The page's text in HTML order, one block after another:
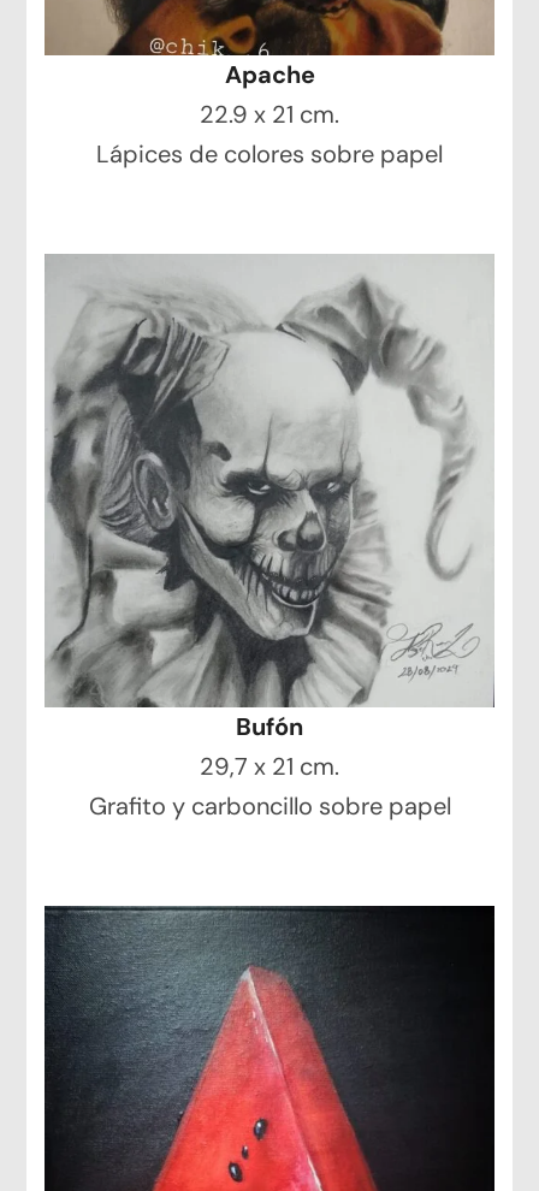
Apache
22.9 x 21 cm.
Lápices de colores sobre papel
Bufón
29,7 x 21 cm.
Grafito y carboncillo sobre papel